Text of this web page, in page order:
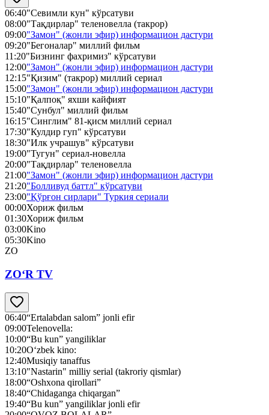
06:40"Севимли кун" кўрсатуви
08:00"Тақдирлар" теленовелла (такрор)
09:00"Замон" (жонли эфир) информацион дастури
09:20"Бегоналар" миллий фильм
11:20"Бизнинг фахримиз" кўрсатуви
12:00"Замон" (жонли эфир) информацион дастури
12:15"Қизим" (такрор) миллий сериал
15:00"Замон" (жонли эфир) информацион дастури
15:10"Қалпоқ" яхши кайфият
15:40"Сунбул" миллий фильм
16:15"Синглим" 81-қисм миллий сериал
17:30"Кулдир гуп" кўрсатуви
18:30"Илк учрашув" кўрсатуви
19:00"Тугун" сериал-новелла
20:00"Тақдирлар" теленовелла
21:00"Замон" (жонли эфир) информацион дастури
21:20"Болливуд баттл" кўрсатуви
23:00"Қўрғон сирлари" Туркия сериали
00:00Хориж фильм
01:30Хориж фильм
03:00Kino
05:30Kino
ZO
ZO‘R TV
06:40“Ertalabdan salom” jonli efir
09:00Telenovella:
10:00“Bu kun” yangiliklar
10:20O‘zbek kino:
12:40Musiqiy tanaffus
13:10"Nastarin" milliy serial (takroriy qismlar)
18:00“Oshxona qirollari”
18:40“Chidaganga chiqargan”
19:40“Bu kun” yangiliklar jonli efir